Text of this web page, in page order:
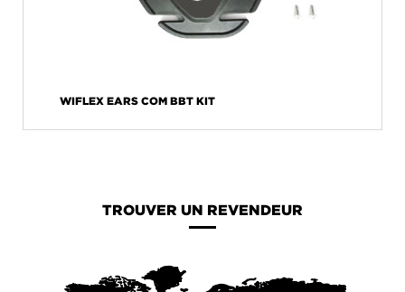
WIFLEX EARS COM BBT KIT
TROUVER UN REVENDEUR